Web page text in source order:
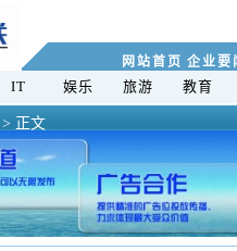
网站首页 企业要
IT 娱乐 旅游 教育
正文